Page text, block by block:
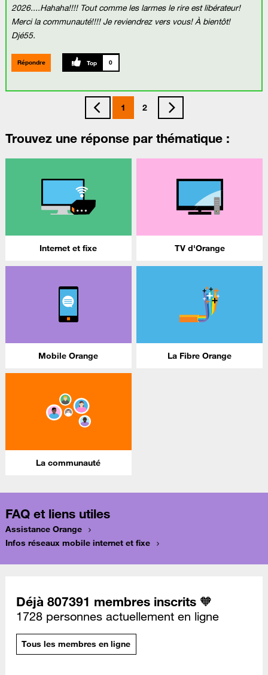
2026....Hahaha!!!! Tout comme les larmes le rire est libérateur!
Merci la communauté!!!! Je reviendrez vers vous! À bientôt!
Djé55.
Répondre 0
1 2
Trouvez une réponse par thématique :
Internet et fixe TV d'Orange
Mobile Orange La Fibre Orange
La communauté
FAQ et liens utiles
Assistance Orange
Infos réseaux mobile internet et fixe
Déjà 807391 membres inscrits 🧡
1728 personnes actuellement en ligne
Tous les membres en ligne